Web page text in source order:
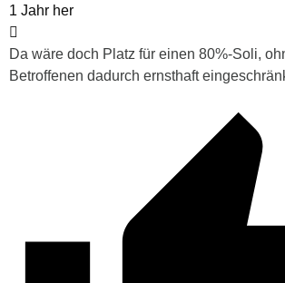
1 Jahr her
Da wäre doch Platz für einen 80%-Soli,
Betroffenen dadurch ernsthaft